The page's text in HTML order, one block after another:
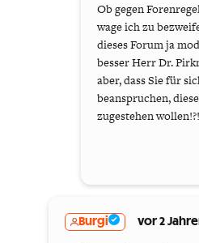
Ob gegen
wage ich zu
dieses Forum ja
besser Herr Dr.
aber, dass Sie für
beanspruchen,
zugestehen
Burgi vor 2